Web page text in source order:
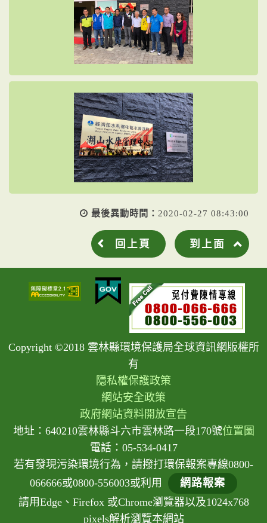
最後異動時間： 2020-02-27 08:43:00
回上頁 到上面
Copyright ©2018 雲林縣環境保護局全球資訊網版權所
有
隱私權保護政策
網站安全政策
政府網站資料開放宣告
地址：640210雲林縣斗六市雲林路一段170號位置圖
電話：05-534-0417
若有發現污染環境行為，請撥打環保報案專線0800-
066666或0800-556003或利用
網路報案
請用Edge、Firefox 或Chrome瀏覽器以及1024x768
pixels解析瀏覽本網站